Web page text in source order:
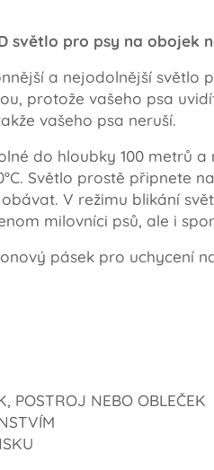
světlo pro psy na obojek
a nejodolnější světlo
protože vašeho psa
vašeho psa neruší.
do hloubky 100 metrů a
Světlo prostě připnete
V režimu blikání
milovníci psů, ale i
pásek pro uchycení
POSTROJ NEBO OBLEČEK